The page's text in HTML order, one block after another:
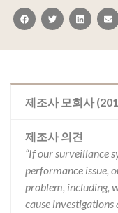
facebooktwitterlinkedin
제조사 모회사
제조사 의견
“If our surveillance
performance issue,
problem, including,
cause investigations